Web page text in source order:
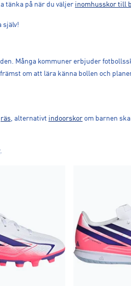
tänka på när du väljer inomhusskor till
själv!
Många kommuner erbjuder
om att lära känna bollen och
, alternativt indoorskor om barnen
.